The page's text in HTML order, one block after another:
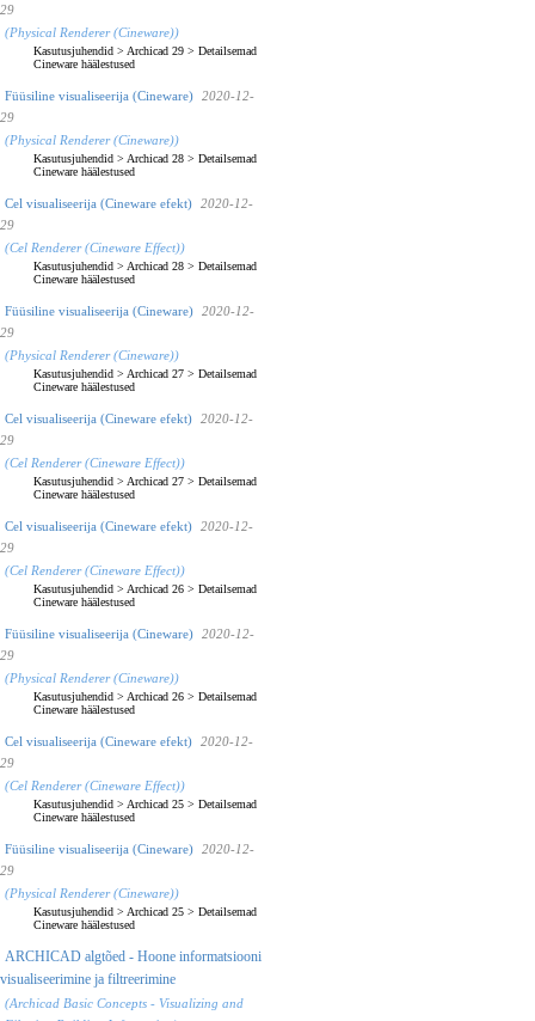
29
(Physical Renderer (Cineware))
Kasutusjuhendid > Archicad 29 > Detailsemad
Cineware häälestused
Füüsiline visualiseerija (Cineware)
2020-12-
29
(Physical Renderer (Cineware))
Kasutusjuhendid > Archicad 28 > Detailsemad
Cineware häälestused
Cel visualiseerija (Cineware efekt)
2020-12-
29
(Cel Renderer (Cineware Effect))
Kasutusjuhendid > Archicad 28 > Detailsemad
Cineware häälestused
Füüsiline visualiseerija (Cineware)
2020-12-
29
(Physical Renderer (Cineware))
Kasutusjuhendid > Archicad 27 > Detailsemad
Cineware häälestused
Cel visualiseerija (Cineware efekt)
2020-12-
29
(Cel Renderer (Cineware Effect))
Kasutusjuhendid > Archicad 27 > Detailsemad
Cineware häälestused
Cel visualiseerija (Cineware efekt)
2020-12-
29
(Cel Renderer (Cineware Effect))
Kasutusjuhendid > Archicad 26 > Detailsemad
Cineware häälestused
Füüsiline visualiseerija (Cineware)
2020-12-
29
(Physical Renderer (Cineware))
Kasutusjuhendid > Archicad 26 > Detailsemad
Cineware häälestused
Cel visualiseerija (Cineware efekt)
2020-12-
29
(Cel Renderer (Cineware Effect))
Kasutusjuhendid > Archicad 25 > Detailsemad
Cineware häälestused
Füüsiline visualiseerija (Cineware)
2020-12-
29
(Physical Renderer (Cineware))
Kasutusjuhendid > Archicad 25 > Detailsemad
Cineware häälestused
ARCHICAD algtõed - Hoone informatsiooni
visualiseerimine ja filtreerimine
(Archicad Basic Concepts - Visualizing and